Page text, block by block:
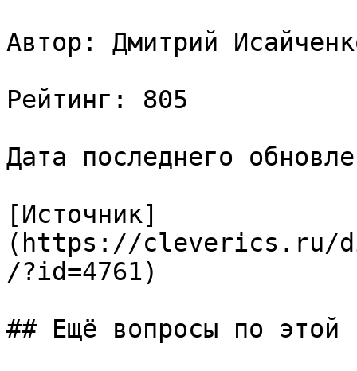
Автор: Дмитрий
Рейтинг: 805
Дата последнего
[Источник]
(https://cleverics.ru/
/?id=4761)
## Ещё вопросы по этой